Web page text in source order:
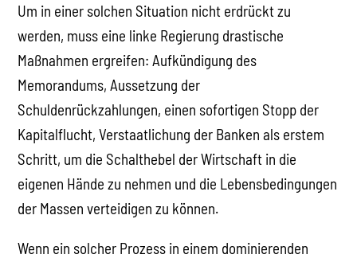
Um in einer solchen Situation nicht erdrückt zu
werden, muss eine linke Regierung drastische
Maßnahmen ergreifen: Aufkündigung des
Memorandums, Aussetzung der
Schuldenrückzahlungen, einen sofortigen Stopp der
Kapitalflucht, Verstaatlichung der Banken als erstem
Schritt, um die Schalthebel der Wirtschaft in die
eigenen Hände zu nehmen und die Lebensbedingungen
der Massen verteidigen zu können.
Wenn ein solcher Prozess in einem dominierenden